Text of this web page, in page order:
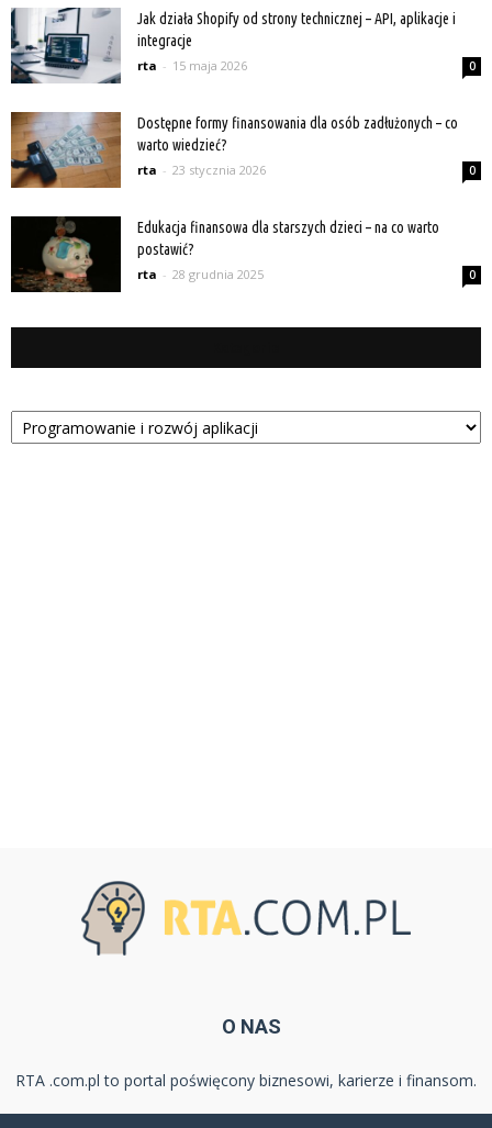
Jak działa Shopify od strony technicznej – API, aplikacje i
integracje
rta - 15 maja 2026 0
Dostępne formy finansowania dla osób zadłużonych – co
warto wiedzieć?
rta - 23 stycznia 2026 0
Edukacja finansowa dla starszych dzieci – na co warto
postawić?
rta - 28 grudnia 2025 0
Kategorie
O NAS
RTA .com.pl to portal poświęcony biznesowi, karierze i finansom.